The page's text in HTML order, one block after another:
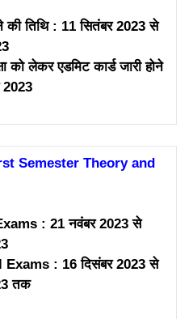
की तिथि : 11 सितंबर 2023 से
को लेकर एडमिट कार्ड जारी होने
2023
Semester Theory and
: 21 नवंबर 2023 से
: 16 दिसंबर 2023 से
तक